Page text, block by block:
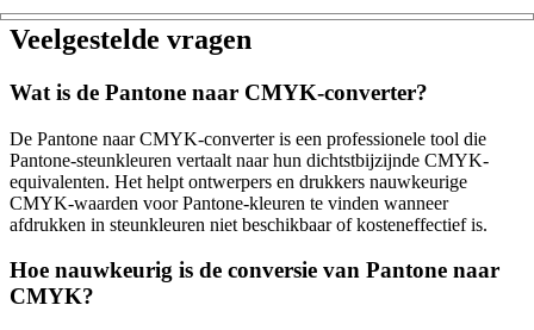
Veelgestelde vragen
Wat is de Pantone naar CMYK-converter?
De Pantone naar CMYK-converter is een professionele tool die
Pantone-steunkleuren vertaalt naar hun dichtstbijzijnde CMYK-
equivalenten. Het helpt ontwerpers en drukkers nauwkeurige
CMYK-waarden voor Pantone-kleuren te vinden wanneer
afdrukken in steunkleuren niet beschikbaar of kosteneffectief is.
Hoe nauwkeurig is de conversie van Pantone naar
CMYK?